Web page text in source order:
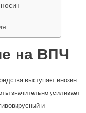
на ВПЧ
выступает инозин
значительно усиливает
и